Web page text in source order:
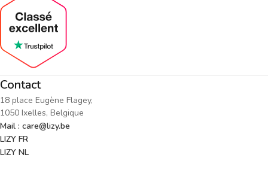
Contact
18 place Eugène Flagey,
1050 Ixelles, Belgique
Mail : care@lizy.be
LIZY FR
LIZY NL